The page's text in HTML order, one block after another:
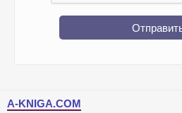
A-KNIGA.COM